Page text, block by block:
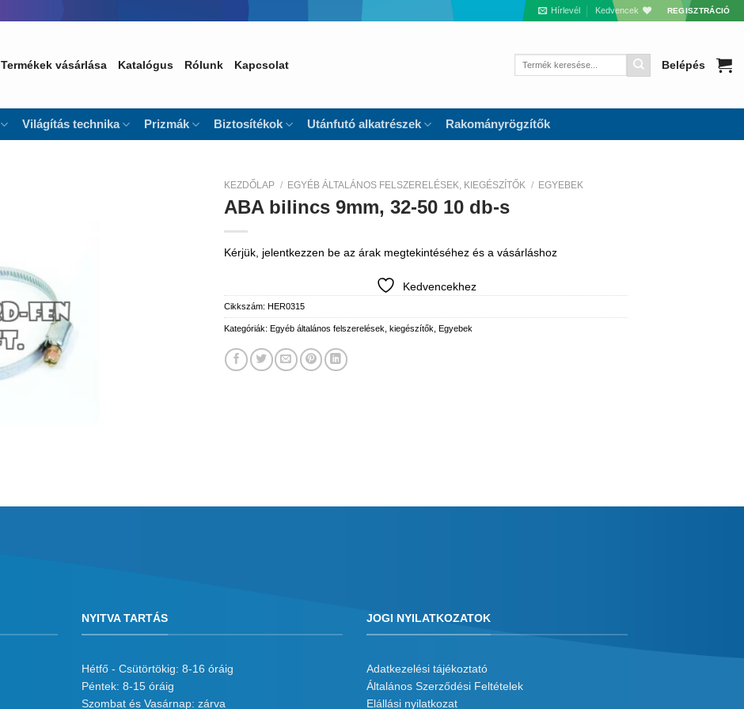
Hírlevél Kedvencek REGISZTRÁCIÓ
Termékek vásárlása Katalógus Rólunk Kapcsolat
Keresés
Belépés
Világítás technika Prizmák Biztosítékok Utánfutó alkatrészek Rakományrögzítők
KEZDŐLAP / EGYÉB ÁLTALÁNOS FELSZERELÉSEK, KIEGÉSZÍTŐK / EGYEBEK
ABA bilincs 9mm, 32-50 10 db-s
Kérjük, jelentkezzen be az árak megtekintéséhez és a vásárláshoz
Kedvencekhez
Cikkszám: HER0315
Kategóriák: Egyéb általános felszerelések, kiegészítők Egyebek
NYITVA TARTÁS
Hétfő - Csütörtökig: 8-16 óráig
Péntek: 8-15 óráig
Szombat és Vasárnap: zárva
JOGI NYILATKOZATOK
Adatkezelési tájékoztató
Általános Szerződési Feltételek
Elállási nyilatkozat